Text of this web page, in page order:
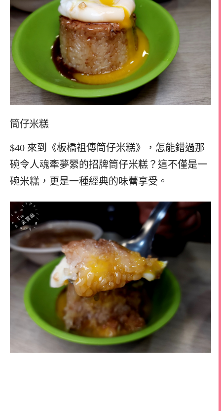
筒仔米糕
$40 來到《板橋祖傳筒仔米糕》，怎能錯過那
碗令人魂牽夢縈的招牌筒仔米糕？這不僅是一
碗米糕，更是一種經典的味蕾享受。